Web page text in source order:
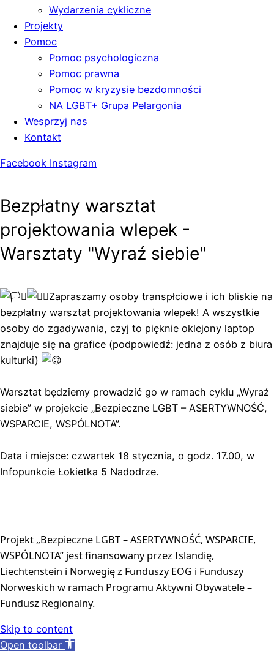
Wydarzenia cykliczne
Projekty
Pomoc
Pomoc psychologiczna
Pomoc prawna
Pomoc w kryzysie bezdomności
NA LGBT+ Grupa Pelargonia
Wesprzyj nas
Kontakt
Facebook Instagram
Bezpłatny warsztat
projektowania wlepek -
Warsztaty "Wyraź siebie"
Zapraszamy osoby transpłciowe i ich bliskie na
bezpłatny warsztat projektowania wlepek! A wszystkie
osoby do zgadywania, czyj to pięknie oklejony laptop
znajduje się na grafice (podpowiedź: jedna z osób z biura
kulturki)
Warsztat będziemy prowadzić go w ramach cyklu „Wyraź
siebie” w projekcie „Bezpieczne LGBT – ASERTYWNOŚĆ,
WSPARCIE, WSPÓLNOTA”.
Data i miejsce: czwartek 18 stycznia, o godz. 17.00, w
Infopunkcie Łokietka 5 Nadodrze.
Projekt „Bezpieczne LGBT – ASERTYWNOŚĆ, WSPARCIE,
WSPÓLNOTA” jest finansowany przez Islandię,
Liechtenstein i Norwegię z Funduszy EOG i Funduszy
Norweskich w ramach Programu Aktywni Obywatele –
Fundusz Regionalny.
Skip to content
Open toolbar